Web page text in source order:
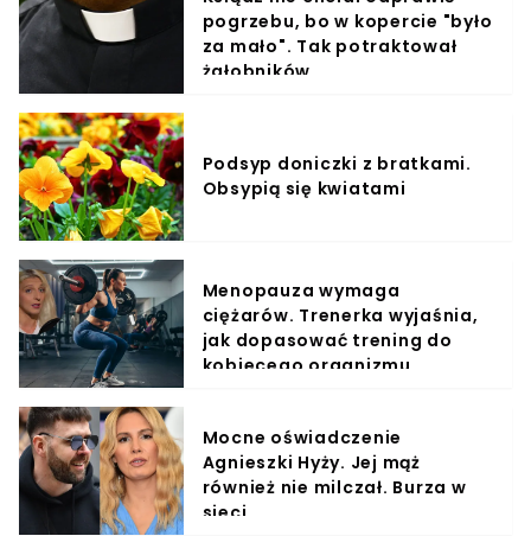
pogrzebu, bo w kopercie "było
za mało". Tak potraktował
żałobników
Podsyp doniczki z bratkami.
Obsypią się kwiatami
Menopauza wymaga
ciężarów. Trenerka wyjaśnia,
jak dopasować trening do
kobiecego organizmu
Mocne oświadczenie
Agnieszki Hyży. Jej mąż
również nie milczał. Burza w
sieci